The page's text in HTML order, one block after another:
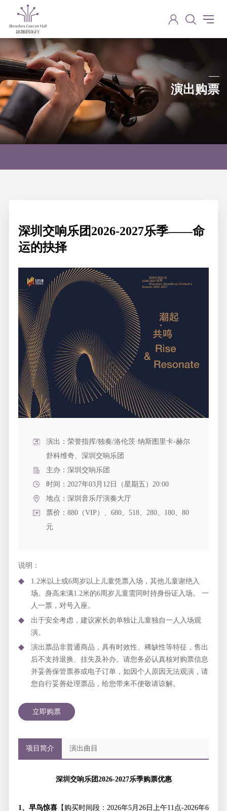
演出购票
Performance ticket purchase
深圳交响乐团2026-2027乐季——命
运的抉择
演出：荣誉指挥/独奏/洛伦茨·纳斯图里卡-赫尔
舒科维奇、深圳交响乐团
主办：深圳交响乐团
时间：2027年03月12日（星期五）20:00
地点： 深圳音乐厅演奏大厅
票价：880（VIP）、680、518、280、180、80
元
说明：
1.2米以上或6周岁以上儿童凭票入场，其他儿童谢绝入
场。身高未满1.2米的6周岁儿童需同时持身份证入场。 一
人一票，对号入座。
出于安全考虑，建议家长勿单独让儿童独自一人入场观
演。
演出票品非普通商品，具有时效性、稀缺性等特征，售出
后不支持退换、挂失及补办。请您务必认真核对购票信息
并妥善保管票券或电子订单，如因个人原因无法观演，请
您自行妥善处理票品，给您带来不便敬请谅解。
立即购票
项目简介 演出曲目
深圳交响乐团2026-2027乐季购票优惠
1 、早鸟惊喜 【购买时间段：2026年5月26日上午11点-2026年6